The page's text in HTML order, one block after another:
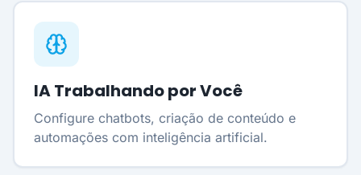
IA Trabalhando por Você
Configure chatbots, criação de conteúdo e
automações com inteligência artificial.